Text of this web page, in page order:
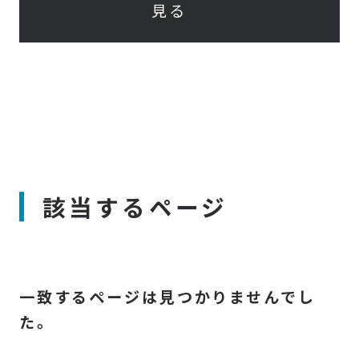
見る
該当するページ
一致するページは見つかりませんでし
た。